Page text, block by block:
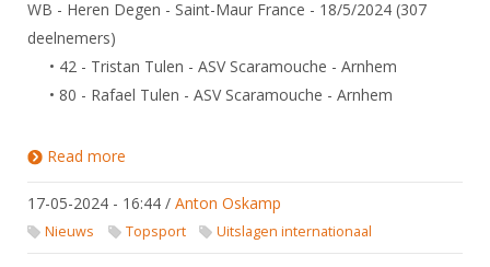
WB - Heren Degen - Saint-Maur France - 18/5/2024 (307
deelnemers)
• 42 - Tristan Tulen - ASV Scaramouche - Arnhem
• 80 - Rafael Tulen - ASV Scaramouche - Arnhem
Read more
17-05-2024 - 16:44 / Anton Oskamp
Nieuws Topsport Uitslagen internationaal